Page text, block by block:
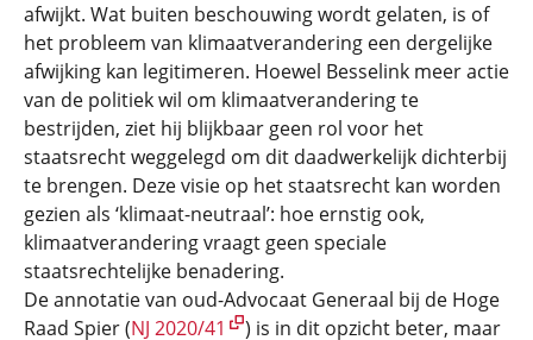
afwijkt. Wat buiten beschouwing wordt gelaten, is of
het probleem van klimaatverandering een dergelijke
afwijking kan legitimeren. Hoewel Besselink meer actie
van de politiek wil om klimaatverandering te
bestrijden, ziet hij blijkbaar geen rol voor het
staatsrecht weggelegd om dit daadwerkelijk dichterbij
te brengen. Deze visie op het staatsrecht kan worden
gezien als ‘klimaat-neutraal’: hoe ernstig ook,
klimaatverandering vraagt geen speciale
staatsrechtelijke benadering.
De annotatie van oud-Advocaat Generaal bij de Hoge
Raad Spier (NJ 2020/41
) is in dit opzicht beter, maar